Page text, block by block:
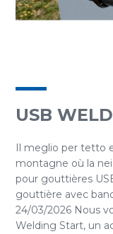
USB
Il meglio per tetto
montagne où la
pour gouttières
gouttière avec
24/03/2026 Nous
Welding Start, un